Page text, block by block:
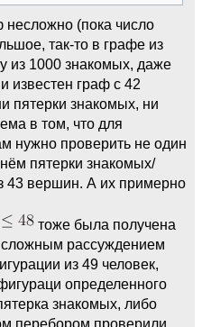
несложно (пока число
так-то в графе из
из 1000 знакомых, даже
известен граф с 42
пятерки знакомых, ни
в том, что для
нужно проверить не один
пятерки знакомых/
43 вершин. А их примерно
тоже была получена
рассуждением
из 49 человек,
определенного
знакомых, либо
перебором проверили